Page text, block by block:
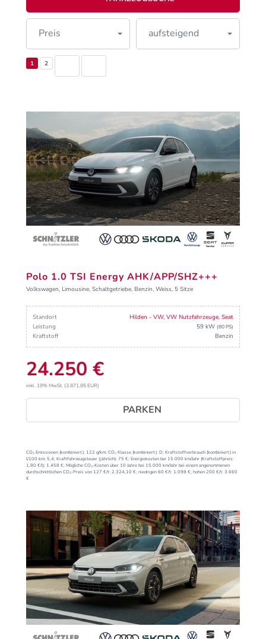
Preis aufsteigend
1 2
Polo 1.0 TSI Energy AHK/APP/SHZ+++
Volkswagen, Limousine, Schaltgetriebe, Benzin, Weiss, 5 Sitze
Standort
Hilden - VW, VW Nutzfahrzeuge, Seat
Leistung
59 kW (80 PS)
Kraftstoff Benzin
24.250 €
inkl. 19% MwSt. (3.871,85 EUR)
PARKEN
CO₂ Emissionen (kombiniert): 122 g/km;CO₂ Klasse (kombiniert):D;Kraftstoffverbrauch (kombiniert) in
l/100 km:5,4;Kraftfahrzeugsteuer (jährlich):75 €;Energiekosten bei 15.000 km/Jahr (Kraftstoffpreis:
1,80 €/l): 1.458 €;Mögliche CO₂-Kosten über 10 Jahre bei 15.000 km/Jahr bei einem angenommenen
durchschnittlichen CO₂-Preis von 127 €/t:2.324,10 €; niedrigen 60 €/t: 1.098 €; hohen 200 €/t: 3.660
€